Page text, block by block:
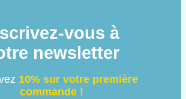
vous à
newsletter
10% sur votre première
commande !